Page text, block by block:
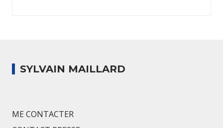
SYLVAIN MAILLARD
ME CONTACTER